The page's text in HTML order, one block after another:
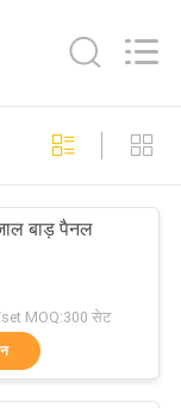
138
107
बाड़ पैनल
set MOQ:300 सेट